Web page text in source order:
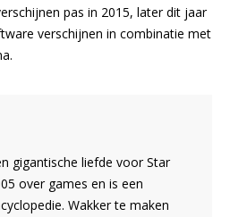
pas in 2015, later dit jaar
verschijnen in combinatie met
gigantische liefde voor Star
over games en is een
Wakker te maken